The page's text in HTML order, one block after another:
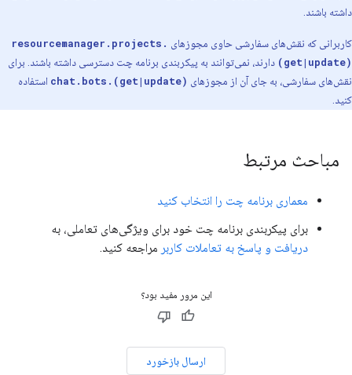
داشته باشند.
کاربرانی که نقش‌های سفارشی حاوی مجوزهای
resourcemanager.projects.
(get|update) دارند، نمی‌توانند به پیکربندی برنامه چت دسترسی داشته باشند. برای
نقش‌های سفارشی، به جای آن از مجوزهای chat.bots.(get|update) استفاده
کنید.
مباحث مرتبط
معماری برنامه چت را انتخاب کنید
برای پیکربندی برنامه چت خود برای ویژگی‌های تعاملی، به
دریافت و پاسخ به تعاملات کاربر مراجعه کنید.
این مرور مفید بود؟
ارسال بازخورد